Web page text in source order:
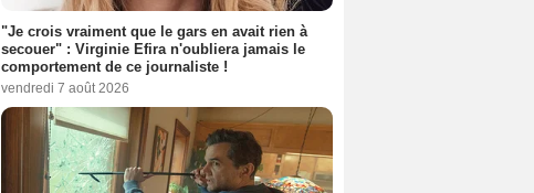
"Je crois vraiment que le gars en avait rien à
secouer" : Virginie Efira n'oubliera jamais le
comportement de ce journaliste !
vendredi 7 août 2026